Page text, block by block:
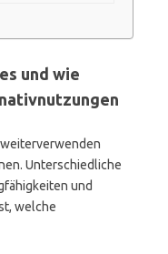
und wie
Unterschiedliche
und
welche